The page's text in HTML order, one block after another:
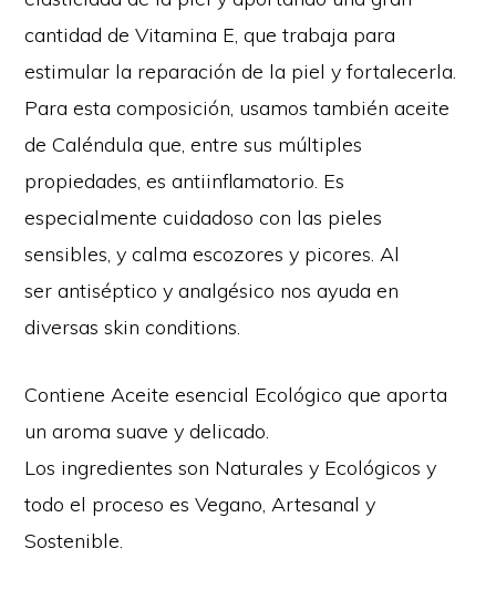
cantidad de Vitamina E,que trabaja para
estimular la reparación de la piel y fortalecerla.
Para esta composición, usamos también aceite
de Caléndula que, entre sus múltiples
propiedades, es antiinflamatorio. Es
especialmente cuidadoso con las pieles
sensibles, y calma escozores y picores. Al
serantiséptico y analgésico nos ayuda en
diversasskin conditions.
Contiene Aceite esencial Ecológico que aporta
un aroma suave y delicado.
Los ingredientes son Naturales y Ecológicos y
todo el proceso es Vegano, Artesanal y
Sostenible.